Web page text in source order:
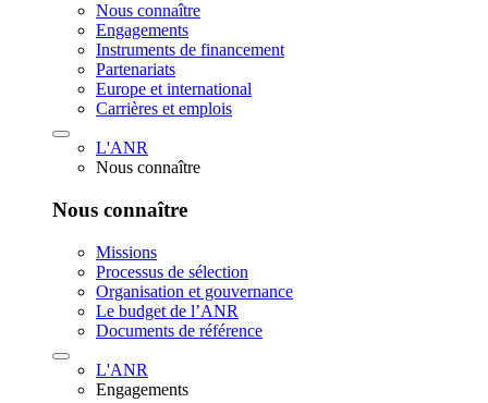
Nous connaître
Engagements
Instruments de financement
Partenariats
Europe et international
Carrières et emplois
L'ANR
Nous connaître
Nous connaître
Missions
Processus de sélection
Organisation et gouvernance
Le budget de l’ANR
Documents de référence
L'ANR
Engagements